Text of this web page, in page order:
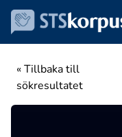
« Tillbaka till
sökresultatet